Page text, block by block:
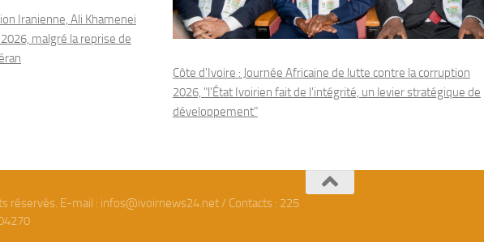
Iranienne, Ali Khamenei
malgré la reprise de
Côte d'Ivoire : Journée Africaine de lutte contre la corruption
2026, "l'État Ivoirien fait de l'intégrité, un levier stratégique de
développement"
réservés. E-mail : infos@ivoirnews24.net / Contacts : 225